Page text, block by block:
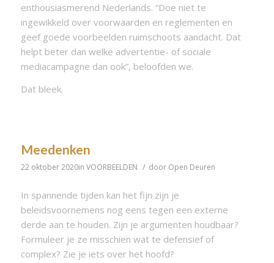
enthousiasmerend Nederlands. “Doe niet te
ingewikkeld over voorwaarden en reglementen en
geef goede voorbeelden ruimschoots aandacht. Dat
helpt beter dan welke advertentie- of sociale
mediacampagne dan ook”, beloofden we.
Dat bleek.
Meedenken
22 oktober 2020in VOORBEELDEN / door Open Deuren
In spannende tijden kan het fijn zijn je
beleidsvoornemens nog eens tegen een externe
derde aan te houden. Zijn je argumenten houdbaar?
Formuleer je ze misschien wat te defensief of
complex? Zie je iets over het hoofd?